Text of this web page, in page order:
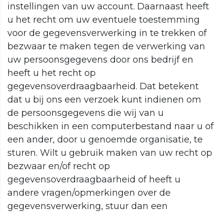
instellingen van uw account. Daarnaast heeft
u het recht om uw eventuele toestemming
voor de gegevensverwerking in te trekken of
bezwaar te maken tegen de verwerking van
uw persoonsgegevens door ons bedrijf en
heeft u het recht op
gegevensoverdraagbaarheid. Dat betekent
dat u bij ons een verzoek kunt indienen om
de persoonsgegevens die wij van u
beschikken in een computerbestand naar u of
een ander, door u genoemde organisatie, te
sturen. Wilt u gebruik maken van uw recht op
bezwaar en/of recht op
gegevensoverdraagbaarheid of heeft u
andere vragen/opmerkingen over de
gegevensverwerking, stuur dan een